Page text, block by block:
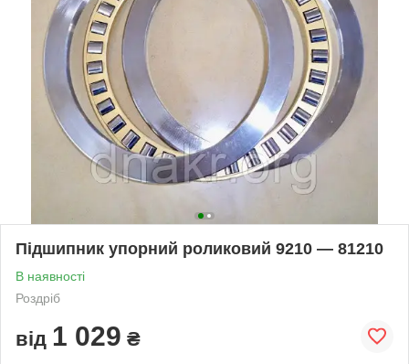
Підшипник упорний роликовий 9210 — 81210
В наявності
Роздріб
від 1 029 ₴